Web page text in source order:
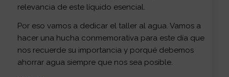
relevancia de este líquido esencial.
Por eso vamos a dedicar el taller al agua. Vamos a
hacer una hucha conmemorativa para este día que
nos recuerde su importancia y porqué debemos
ahorrar agua siempre que nos sea posible.